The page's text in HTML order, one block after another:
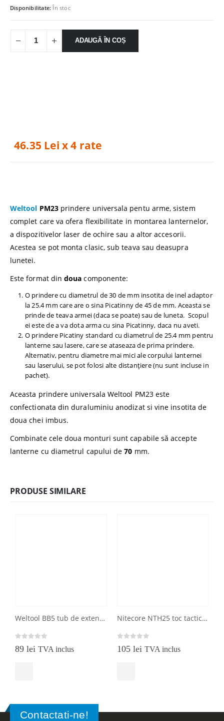
Disponibilitate:În stoc
ADAUGĂ ÎN COȘ
46.35 Lei x 4 rate
Weltool PM23 prindere universala pentu arme, sistem
complet care va ofera flexibilitate in montarea lanternelor,
a dispozitivelor laser de ochire sau a altor accesorii.
Acestea se pot monta clasic, sub teava sau deasupra
lunetei.
Este format dindoua componente:
O prindere cu diametrul de 30 de mm insotita de inel adaptor
la 25.4 mm care are o sina Picatinny de 45 de mm. Aceasta se
prinde de teava armei (daca se poate) sau de luneta. Scopul
ei este de a va dota arma cu sina Picatinny, daca nu aveti.
O prindere Picatiny standard cu diametrul de 25.4 mm pentru
lanterne sau lasere, care se ataseaza de prima prindere.
Alternativ, pentru diametre mai mici ale corpului lanternei
sau laserului, se pot folosi alte distanțiere (nu sunt incluse in
pachet).
Aceasta prindere universala Weltool PM23 este
confectionata din duraluminiu anodizat si vine insotita de
doua chei imbus.
Combinate cele doua monturi sunt capabile să accepte
lanterne cu diametrul capului de70 mm.
PRODUSE SIMILARE
Weltool BB5 tub de extensie pentru lanterne Weltool W5
89 lei TVA inclus
Nitecore NTH25 toc tactic rotativ pentru lanterne
105 lei TVA inclus
Contactati-ne!